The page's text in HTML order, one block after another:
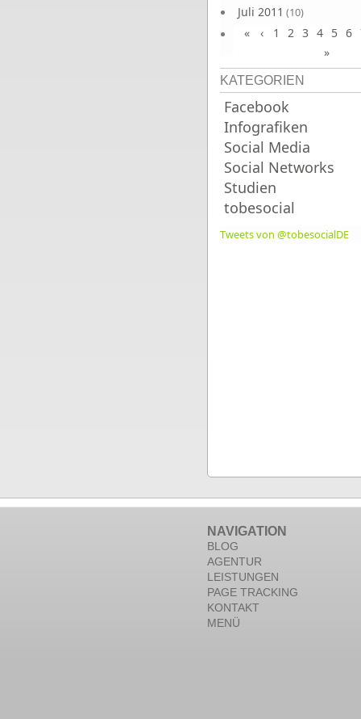
Juli 2011 (10)
Juni 2011(9)
« ‹ 1 2 3 4 5 6
»
KATEGORIEN
Facebook
Infografiken
Social Media
Social Networks
Studien
tobesocial
Tweets von @tobesocialDE
NAVIGATION
BLOG
AGENTUR
LEISTUNGEN
PAGE TRACKING
KONTAKT
MENÜ